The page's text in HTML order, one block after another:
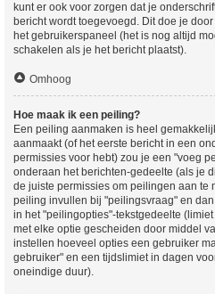
kunt er ook voor zorgen dat je
bericht wordt toegevoegd. Dit doe je
het gebruikerspaneel (het is nog altijd
schakelen als je het bericht plaatst).
Omhoog
Hoe maak ik een peiling?
Een peiling aanmaken is heel
aanmaakt (of het eerste bericht in een
permissies voor hebt) zou je een "voeg
onderaan het berichten-gedeelte (als je
de juiste permissies om peilingen aan te
peiling invullen bij "peilingsvraag" en
in het "peilingopties"-tekstgedeelte
met elke optie gescheiden door middel
instellen hoeveel opties een gebruiker
gebruiker" en een tijdslimiet in dagen
oneindige duur).